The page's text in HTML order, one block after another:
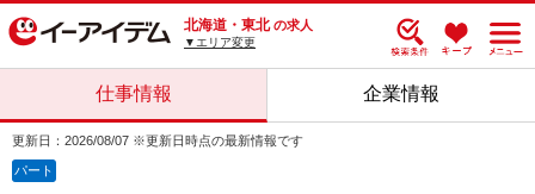
北海道・東北 の求人
▼エリア変更
仕事情報 企業情報
更新日：2026/08/07 ※更新日時点の最新情報です
パート